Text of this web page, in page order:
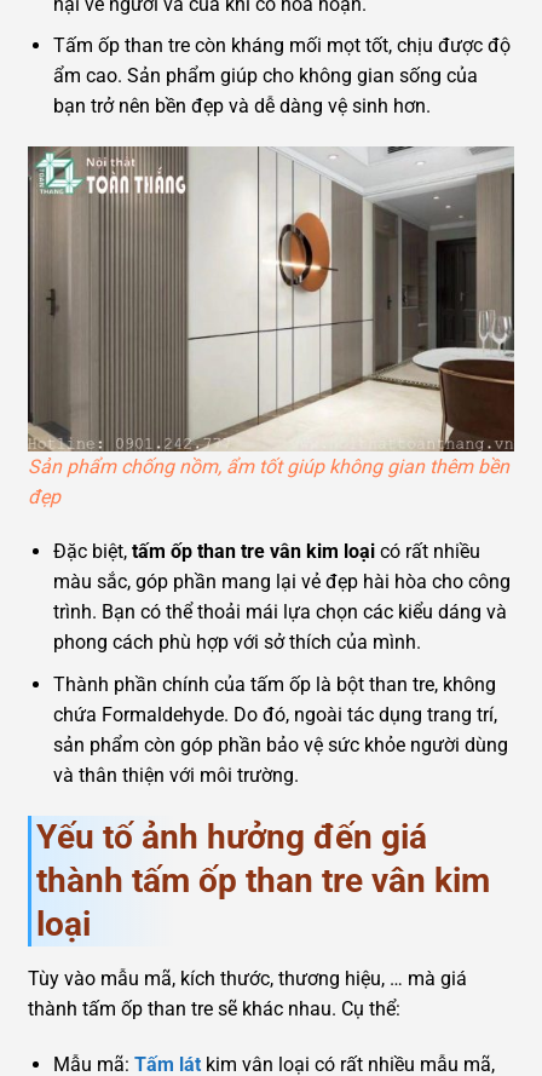
Tấm ốp than tre còn kháng mối mọt tốt, chịu được độ
ẩm cao. Sản phẩm giúp cho không gian sống của
bạn trở nên bền đẹp và dễ dàng vệ sinh hơn.
Sản phẩm chống nồm, ẩm tốt giúp không gian thêm bền
đẹp
Đặc biệt, tấm ốp than tre vân kim loại có rất nhiều
màu sắc, góp phần mang lại vẻ đẹp hài hòa cho công
trình. Bạn có thể thoải mái lựa chọn các kiểu dáng và
phong cách phù hợp với sở thích của mình.
Thành phần chính của tấm ốp là bột than tre, không
chứa Formaldehyde. Do đó, ngoài tác dụng trang trí,
sản phẩm còn góp phần bảo vệ sức khỏe người dùng
và thân thiện với môi trường.
Yếu tố ảnh hưởng đến giá
thành tấm ốp than tre vân kim
loại
Tùy vào mẫu mã, kích thước, thương hiệu, … mà giá
thành tấm ốp than tre sẽ khác nhau. Cụ thể:
Mẫu mã: Tấm látkim vân loại có rất nhiều mẫu mã,